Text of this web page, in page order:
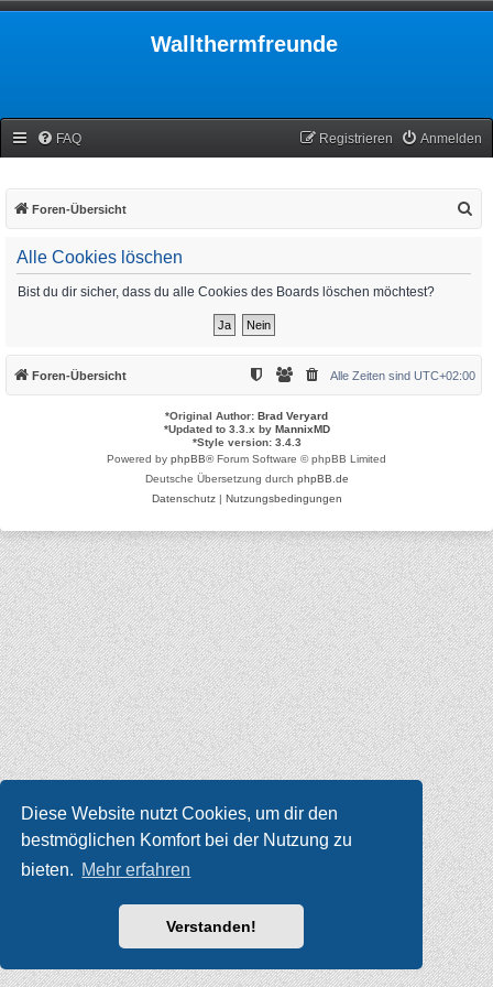
Diese Website nutzt Cookies, um dir den
bestmöglichen Komfort bei der Nutzung zu
bieten. Mehr erfahren
Verstanden!
Wallthermfreunde
FAQ Anmelden
Registrieren
Foren-Übersicht
Alle Cookies löschen
Bist du dir sicher, dass du alle Cookies des Boards löschen möchtest?
Foren-Übersicht Alle Zeiten sind UTC+02:00
*Original Author: Brad Veryard
*Updated to 3.3.x by MannixMD
*Style version: 3.4.3
Powered by phpBB® Forum Software © phpBB Limited
Deutsche Übersetzung durch phpBB.de
Datenschutz| Nutzungsbedingungen